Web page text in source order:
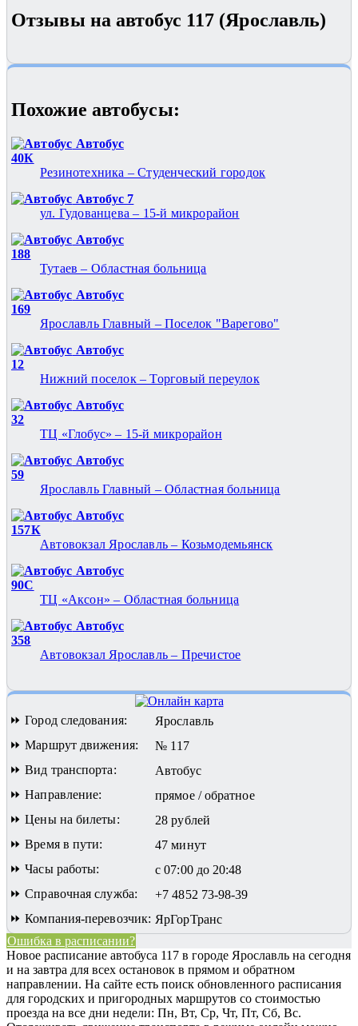
Отзывы на автобус 117 (Ярославль)
Похожие автобуcы:
Автобус
40К
Резинотехника – Студенческий городок
Автобус 7
ул. Гудованцева – 15-й микрорайон
Автобус
188
Тутаев – Областная больница
Автобус
169
Ярославль Главный – Поселок "Варегово"
Автобус
12
Нижний поселок – Торговый переулок
Автобус
32
ТЦ «Глобус» – 15-й микрорайон
Автобус
59
Ярославль Главный – Областная больница
Автобус
157К
Автовокзал Ярославль – Козьмодемьянск
Автобус
90С
ТЦ «Аксон» – Областная больница
Автобус
358
Автовокзал Ярославль – Пречистое
⏩ Город следования:
Ярославль
⏩ Маршрут движения:
№ 117
⏩ Вид транспорта:
Автобус
⏩ Направление:
прямое / обратное
⏩ Цены на билеты:
28 рублей
⏩ Время в пути:
47 минут
⏩ Часы работы:
с 07:00 до 20:48
⏩ Справочная служба:
+7 4852 73-98-39
⏩ Компания-перевозчик: ЯрГорТранс
Ошибка в расписании?
Новое расписание автобуса 117 в городе Ярославль на сегодня
и на завтра для всех остановок в прямом и обратном
направлении. На сайте есть поиск обновленного расписания
для городских и пригородных маршрутов со стоимостью
проезда на все дни недели: Пн, Вт, Ср, Чт, Пт, Сб, Вс.